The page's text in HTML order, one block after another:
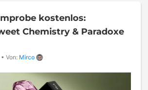
kostenlos:
Chemistry & Paradoxe
• Von: Mirco